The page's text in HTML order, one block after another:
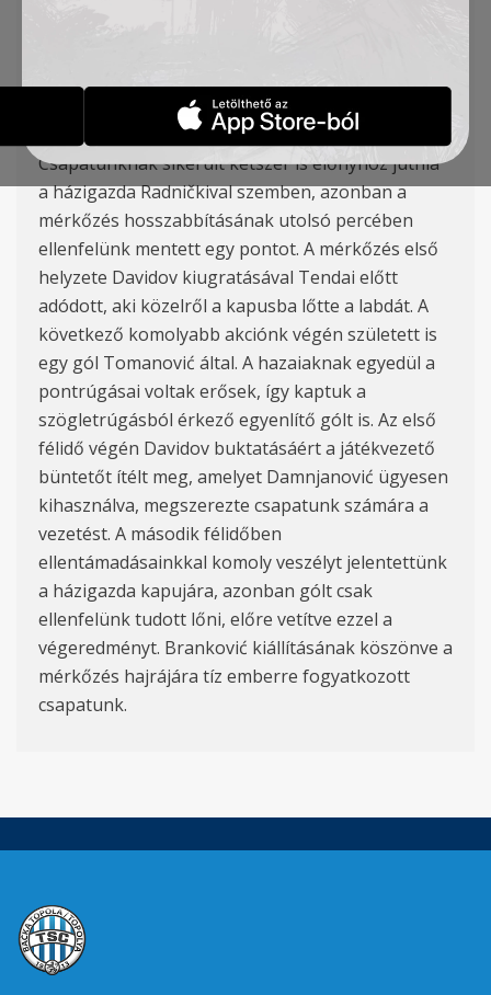
Sinkovits (Čordašić), Damnjanović (Mijić).
Góllövők: Tomanović és Damnjanović.
Csapatunknak sikerült kétszer is előnyhöz jutnia
a házigazda Radničkival szemben, azonban a
mérkőzés hosszabbításának utolsó percében
ellenfelünk mentett egy pontot. A mérkőzés első
helyzete Davidov kiugratásával Tendai előtt
adódott, aki közelről a kapusba lőtte a labdát. A
következő komolyabb akciónk végén született is
egy gól Tomanović által. A hazaiaknak egyedül a
pontrúgásai voltak erősek, így kaptuk a
szögletrúgásból érkező egyenlítő gólt is. Az első
félidő végén Davidov buktatásáért a játékvezető
büntetőt ítélt meg, amelyet Damnjanović ügyesen
kihasználva, megszerezte csapatunk számára a
vezetést. A második félidőben
ellentámadásainkkal komoly veszélyt jelentettünk
a házigazda kapujára, azonban gólt csak
ellenfelünk tudott lőni, előre vetítve ezzel a
végeredményt. Branković kiállításának köszönve a
mérkőzés hajrájára tíz emberre fogyatkozott
csapatunk.